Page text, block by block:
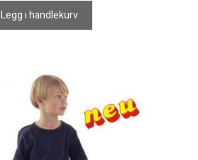
Legg i handlekurv